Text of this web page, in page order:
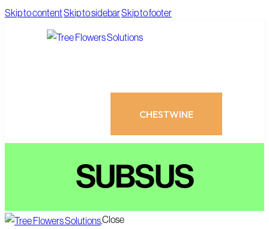
Skip to contentSkip to sidebarSkip to footer
CHESTWINE
SUBSUS
Close